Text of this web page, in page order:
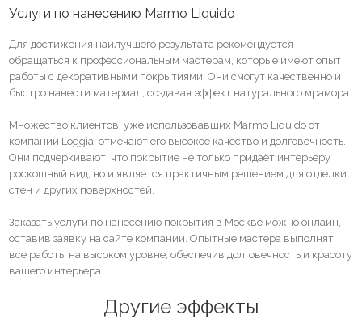
Услуги по нанесению Marmo Liquido
Для достижения наилучшего результата рекомендуется
обращаться к профессиональным мастерам, которые имеют опыт
работы с декоративными покрытиями. Они смогут качественно и
быстро нанести материал, создавая эффект натурального мрамора.
Множество клиентов, уже использовавших Marmo Liquido от
компании Loggia, отмечают его высокое качество и долговечность.
Они подчеркивают, что покрытие не только придаёт интерьеру
роскошный вид, но и является практичным решением для отделки
стен и других поверхностей.
Заказать услуги по нанесению покрытия в Москве можно онлайн,
оставив заявку на сайте компании. Опытные мастера выполнят
все работы на высоком уровне, обеспечив долговечность и красоту
вашего интерьера.
Другие эффекты